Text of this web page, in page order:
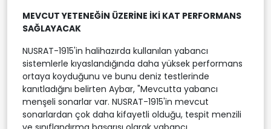
⁠MEVCUT YETENEĞİN ÜZERİNE İKİ KAT PERFORMANS
SAĞLAYACAK
NUSRAT-1915'in halihazırda kullanılan yabancı
sistemlerle kıyaslandığında daha yüksek performans
ortaya koyduğunu ve bunu deniz testlerinde
kanıtladığını belirten Aybar, "Mevcutta yabancı
menşeli sonarlar var. NUSRAT-1915'in mevcut
sonarlardan çok daha kifayetli olduğu, tespit menzili